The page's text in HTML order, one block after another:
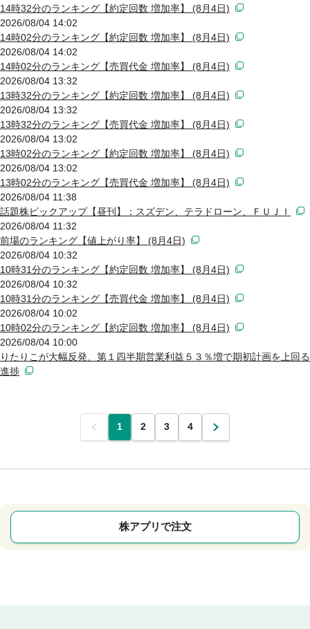
14時32分のランキング【約定回数 増加率】 (8月4日)
2026/08/04 14:02
14時02分のランキング【約定回数 増加率】 (8月4日)
2026/08/04 14:02
14時02分のランキング【売買代金 増加率】 (8月4日)
2026/08/04 13:32
13時32分のランキング【約定回数 増加率】 (8月4日)
2026/08/04 13:32
13時32分のランキング【売買代金 増加率】 (8月4日)
2026/08/04 13:02
13時02分のランキング【約定回数 増加率】 (8月4日)
2026/08/04 13:02
13時02分のランキング【売買代金 増加率】 (8月4日)
2026/08/04 11:38
話題株ピックアップ【昼刊】：スズデン、テラドローン、ＦＵＪＩ
2026/08/04 11:32
前場のランキング【値上がり率】 (8月4日)
2026/08/04 10:32
10時31分のランキング【約定回数 増加率】 (8月4日)
2026/08/04 10:32
10時31分のランキング【売買代金 増加率】 (8月4日)
2026/08/04 10:02
10時02分のランキング【約定回数 増加率】 (8月4日)
2026/08/04 10:00
りたりこが大幅反発、第１四半期営業利益５３％増で期初計画を上回る
進捗
前 1 2 3 4 次
株アプリで注文